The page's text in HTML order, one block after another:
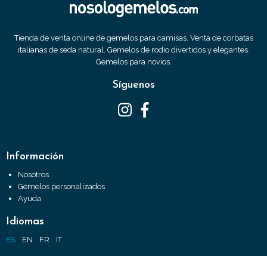
Tienda de venta online de gemelos para camisas. Venta de corbatas
italianas de seda natural. Gemelos de rodio divertidos y elegantes.
Gemelos para novios.
Síguenos
Información
Nosotros
Gemelos personalizados
Ayuda
Idiomas
ES EN FR IT